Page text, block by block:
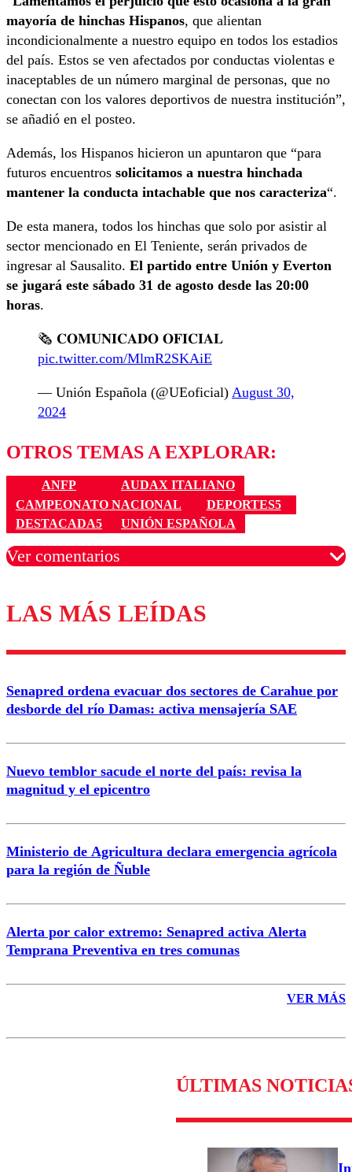
mayoría de hinchas Hispanos, que alientan
incondicionalmente a nuestro equipo en todos los estadios
del país. Estos se ven afectados por conductas violentas e
inaceptables de un número marginal de personas, que no
conectan con los valores deportivos de nuestra institución”,
se añadió en el posteo.
Además, los Hispanos hicieron un apuntaron que “para
futuros encuentros solicitamos a nuestra hinchada
mantener la conducta intachable que nos caracteriza“.
De esta manera, todos los hinchas que solo por asistir al
sector mencionado en El Teniente, serán privados de
ingresar al Sausalito. El partido entre Unión y Everton
se jugará este sábado 31 de agosto desde las 20:00
horas.
🗞️ 𝐂𝐎𝐌𝐔𝐍𝐈𝐂𝐀𝐃𝐎 𝐎𝐅𝐈𝐂𝐈𝐀𝐋
pic.twitter.com/MlmR2SKAiE
— Unión Española (@UEoficial) August 30,
2024
OTROS TEMAS A EXPLORAR:
ANFP
AUDAX ITALIANO
CAMPEONATO NACIONAL
DEPORTES5
DESTACADA5
UNIÓN ESPAÑOLA
Ver comentarios
Los comentarios son moderados para garantizar un
diálogo respetuoso.
Correo
LAS MÁS LEÍDAS
Senapred ordena evacuar dos sectores de Carahue por
desborde del río Damas: activa mensajería SAE
Nuevo temblor sacude el norte del país: revisa la
magnitud y el epicentro
Ministerio de Agricultura declara emergencia agrícola
para la región de Ñuble
Alerta por calor extremo: Senapred activa Alerta
Temprana Preventiva en tres comunas
VER MÁS
ÚLTIMAS